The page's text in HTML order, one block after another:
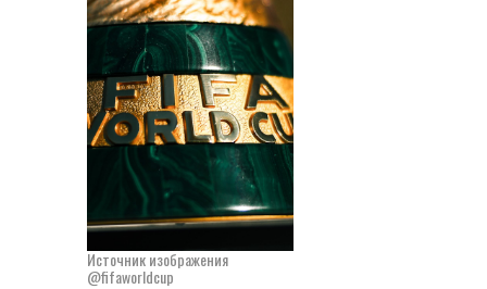
Источник изображения
@fifaworldcup